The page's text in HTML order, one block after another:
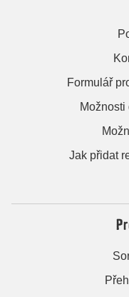
Formulář
Jak přidat